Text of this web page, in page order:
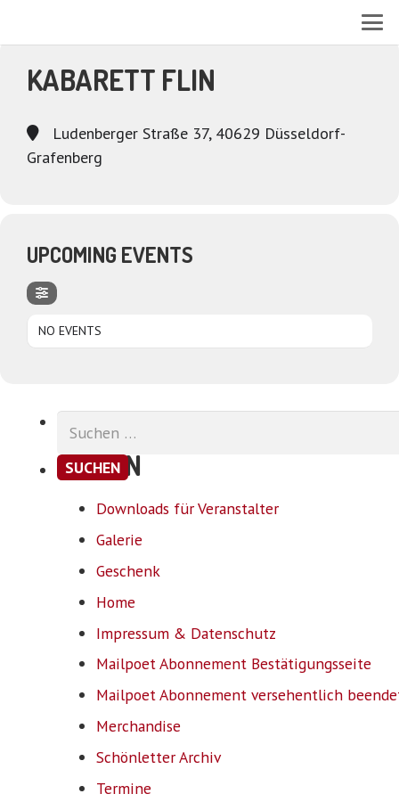
KABARETT FLIN
Ludenberger Straße 37, 40629 Düsseldorf-
Grafenberg
UPCOMING EVENTS
NO EVENTS
nach:
SEITEN
Downloads für Veranstalter
Galerie
Geschenk
Home
Impressum & Datenschutz
Mailpoet Abonnement Bestätigungsseite
Mailpoet Abonnement versehentlich
Merchandise
Schönletter Archiv
Termine